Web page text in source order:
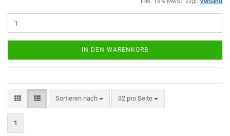
IN DEN WARENKORB
Sortieren nach
Sortieren nach 32 pro Seite
pro Seite
1